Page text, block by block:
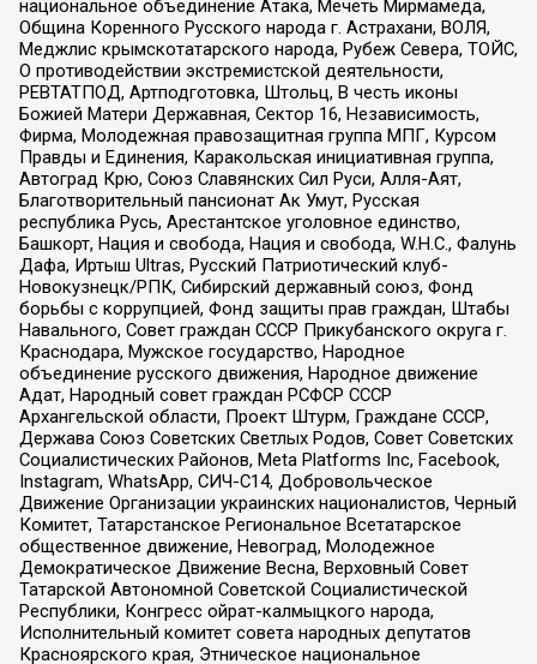
национальное объединение Атака, Мечеть Мирмамеда,
Община Коренного Русского народа г. Астрахани, ВОЛЯ,
Меджлис крымскотатарского народа, Рубеж Севера, ТОЙС,
О противодействии экстремистской деятельности,
РЕВТАТПОД, Артподготовка, Штольц, В честь иконы
Божией Матери Державная, Сектор 16, Независимость,
Фирма, Молодежная правозащитная группа МПГ, Курсом
Правды и Единения, Каракольская инициативная группа,
Автоград Крю, Союз Славянских Сил Руси, Алля-Аят,
Благотворительный пансионат Ак Умут, Русская
республика Русь, Арестантское уголовное единство,
Башкорт, Нация и свобода, Нация и свобода, W.H.С., Фалунь
Дафа, Иртыш Ultras, Русский Патриотический клуб-
Новокузнецк/РПК, Сибирский державный союз, Фонд
борьбы с коррупцией, Фонд защиты прав граждан, Штабы
Навального, Совет граждан СССР Прикубанского округа г.
Краснодара, Мужское государство, Народное
объединение русского движения, Народное движение
Адат, Народный совет граждан РСФСР СССР
Архангельской области, Проект Штурм, Граждане СССР,
Держава Союз Советских Светлых Родов, Совет Советских
Социалистических Районов, Meta Platforms Inc, Facebook,
Instagram, WhatsApp, СИЧ-С14, Добровольческое
Движение Организации украинских националистов, Черный
Комитет, Татарстанское Региональное Всетатарское
общественное движение, Невоград, Молодежное
Демократическое Движение Весна, Верховный Совет
Татарской Автономной Советской Социалистической
Республики, Конгресс ойрат-калмыцкого народа,
Исполнительный комитет совета народных депутатов
Красноярского края, Этническое национальное